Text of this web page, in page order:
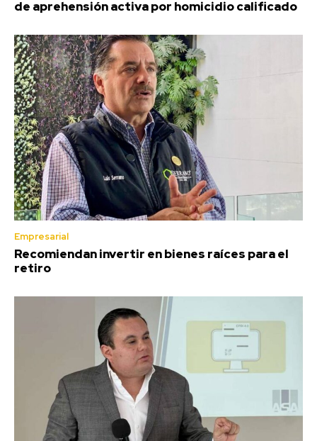
de aprehensión activa por homicidio calificado
Empresarial
Recomiendan invertir en bienes raíces para el
retiro